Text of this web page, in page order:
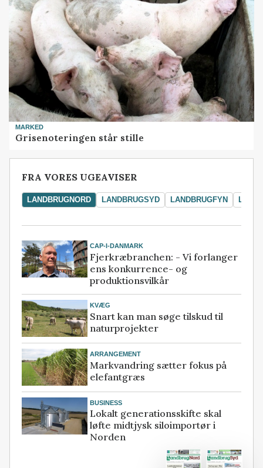
MARKED
Grisenoteringen står stille
FRA VORES UGEAVISER
LANDBRUGNORD LANDBRUGSYD LANDBRUGFYN
CAP-I-DANMARK
Fjerkræbranchen: - Vi forlanger
ens konkurrence- og
produktionsvilkår
KVÆG
Snart kan man søge tilskud til
naturprojekter
ARRANGEMENT
Markvandring sætter fokus på
elefantgræs
BUSINESS
Lokalt generationsskifte skal
løfte midtjysk siloimportør i
Norden